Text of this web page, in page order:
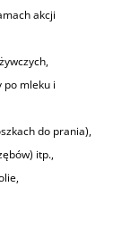
akcji
po mleku i
do prania),
itp.,